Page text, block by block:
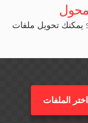
يمكنك تحويل ملفات sct إلى xps على الإنترنت وبشكل
اختر الملفات